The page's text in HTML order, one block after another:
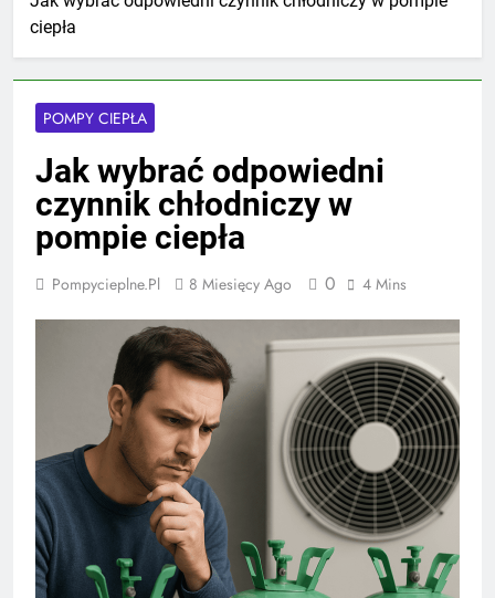
ciepła
POMPY CIEPŁA
Jak wybrać odpowiedni
czynnik chłodniczy w
pompie ciepła
Pompycieplne.pl 8 Miesięcy Ago 0 4 Mins